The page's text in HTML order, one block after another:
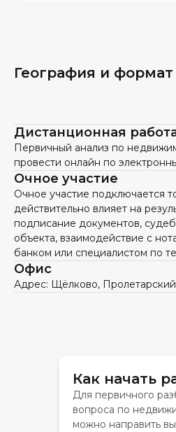
География и
Дистанционная
Первичный анализ по
провести онлайн по
Очное участие
Очное участие подключается
действительно влияет на
подписание документов,
объекта, взаимодействие с
банком или специалистом по
Офис
Адрес: Щёлково, Пролетарский
Как начать
Для первичного
вопроса по
можно направить